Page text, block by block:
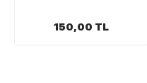
150,00 TL